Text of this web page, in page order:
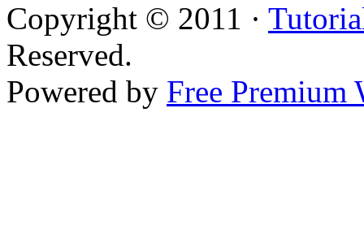
Copyright © 2011 ·
Reserved.
Powered by Free Premium